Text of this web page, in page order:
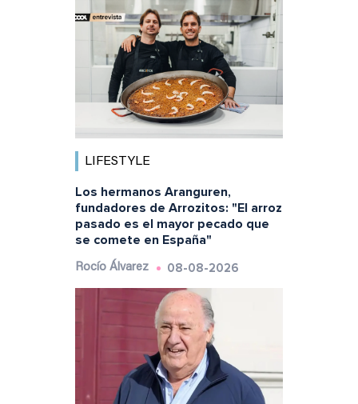
LIFESTYLE
Los hermanos Aranguren,
fundadores de Arrozitos: "El arroz
pasado es el mayor pecado que
se comete en España"
Rocío Álvarez 08-08-2026